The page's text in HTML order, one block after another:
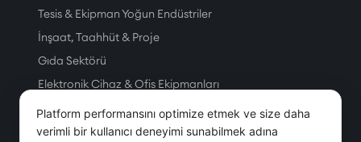
Tesis & Ekipman Yoğun Endüstriler
İnşaat, Taahhüt & Proje
Gıda Sektörü
Elektronik Cihaz & Ofis Ekipmanları
Üretim
Petrol & Doğal Gaz
Platform performansını optimize etmek ve size daha
verimli bir kullanıcı deneyimi sunabilmek adına